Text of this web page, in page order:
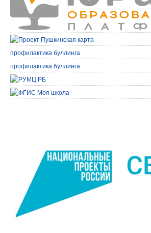
профилактика буллинга
профилактика буллинга